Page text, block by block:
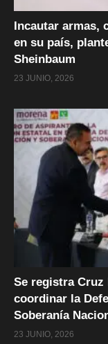
Incautar armas,
en su país,
Sheinbaum
23 JUNIO, 2026
Se registra Cruz
coordinar la
Soberanía
23 JUNIO, 2026